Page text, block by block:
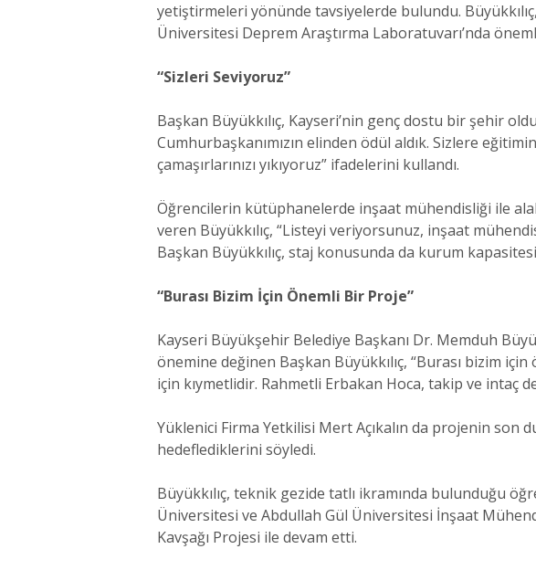
yetiştirmeleri yönünde tavsiyelerde bulundu.
Üniversitesi Deprem Araştırma Laboratuvarı’nda önemli
“Sizleri Seviyoruz”
Başkan Büyükkılıç, Kayseri’nin genç dostu bir şehir
Cumhurbaşkanımızın elinden ödül aldık. Sizlere
çamaşırlarınızı yıkıyoruz” ifadelerini kullandı.
Öğrencilerin kütüphanelerde inşaat mühendisliği ile
veren Büyükkılıç, “Listeyi veriyorsunuz, inşaat
Başkan Büyükkılıç, staj konusunda da kurum
“Burası Bizim İçin Önemli Bir Proje”
Kayseri Büyükşehir Belediye Başkanı Dr. Memduh
önemine değinen Başkan Büyükkılıç, “Burası bizim
için kıymetlidir. Rahmetli Erbakan Hoca, takip ve intaç
Yüklenici Firma Yetkilisi Mert Açıkalın da projenin son
hedeflediklerini söyledi.
Büyükkılıç, teknik gezide tatlı ikramında bulunduğu
Üniversitesi ve Abdullah Gül Üniversitesi İnşaat
Kavşağı Projesi ile devam etti.